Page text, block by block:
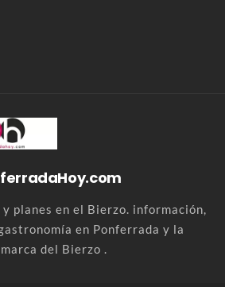
planes en el Bierzo. información,
en Ponferrada y la
del Bierzo .